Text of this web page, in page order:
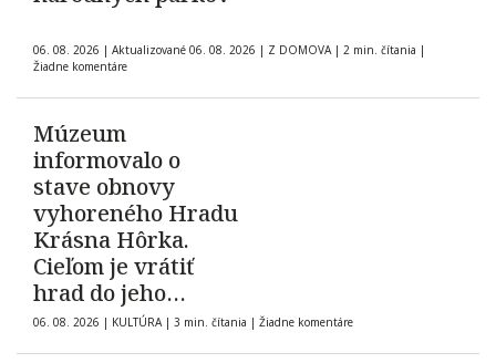
06. 08. 2026 | Aktualizované 06. 08. 2026 | Z DOMOVA | 2 min. čítania |
Žiadne komentáre
Múzeum
informovalo o
stave obnovy
vyhoreného Hradu
Krásna Hôrka.
Cieľom je vrátiť
hrad do jeho
pôvodnej podoby z
roku 1903
06. 08. 2026 | KULTÚRA | 3 min. čítania | Žiadne komentáre